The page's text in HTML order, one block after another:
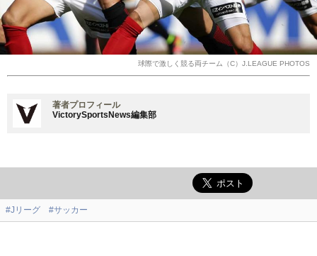
球際で激しく競る両チーム（C）J.LEAGUE PHOTOS
著者プロフィール
VictorySportsNews編集部
#Jリーグ #サッカー